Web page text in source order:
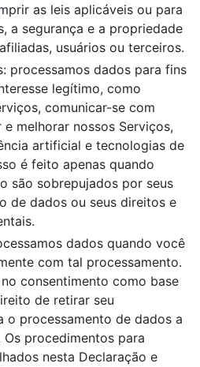
as leis aplicáveis ou para
a segurança e a propriedade
usuários ou terceiros.
processamos dados para fins
legítimo, como
comunicar-se com
melhorar nossos Serviços,
artificial e tecnologias de
é feito apenas quando
são sobrepujados por seus
de dados ou seus direitos e
dados quando você
com tal processamento.
consentimento como base
de retirar seu
o processamento de dados a
procedimentos para
nesta Declaração e